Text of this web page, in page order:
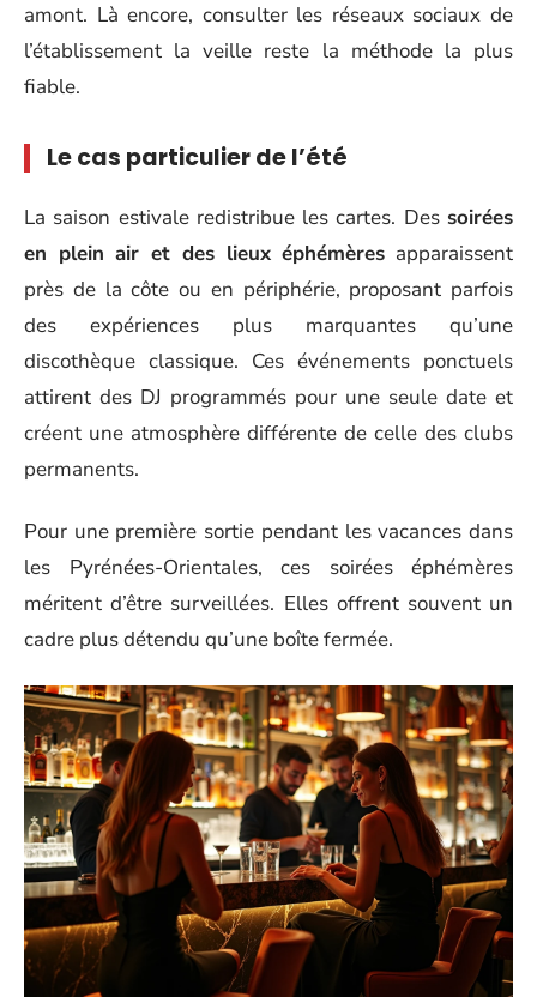
amont. Là encore, consulter les réseaux sociaux de
l’établissement la veille reste la méthode la plus
fiable.
Le cas particulier de l’été
La saison estivale redistribue les cartes. Des soirées
en plein air et des lieux éphémères apparaissent
près de la côte ou en périphérie, proposant parfois
des expériences plus marquantes qu’une
discothèque classique. Ces événements ponctuels
attirent des DJ programmés pour une seule date et
créent une atmosphère différente de celle des clubs
permanents.
Pour une première sortie pendant les vacances dans
les Pyrénées-Orientales, ces soirées éphémères
méritent d’être surveillées. Elles offrent souvent un
cadre plus détendu qu’une boîte fermée.